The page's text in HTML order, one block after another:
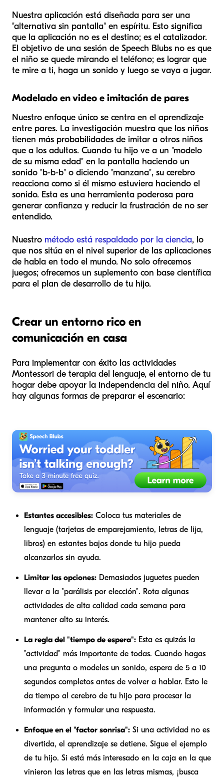
Nuestra aplicación está diseñada para ser una
"alternativa sin pantalla" en espíritu. Esto significa
que la aplicación no es el destino; es el catalizador.
El objetivo de una sesión de Speech Blubs no es que
el niño se quede mirando el teléfono; es lograr que
te mire a ti, haga un sonido y luego se vaya a jugar.
Modelado en video e imitación de pares
Nuestro enfoque único se centra en el aprendizaje
entre pares. La investigación muestra que los niños
tienen más probabilidades de imitar a otros niños
que a los adultos. Cuando tu hijo ve a un "modelo
de su misma edad" en la pantalla haciendo un
sonido "b-b-b" o diciendo "manzana", su cerebro
reacciona como si él mismo estuviera haciendo el
sonido. Esta es una herramienta poderosa para
generar confianza y reducir la frustración de no ser
entendido.
Nuestro método está respaldado por la ciencia, lo
que nos sitúa en el nivel superior de las aplicaciones
de habla en todo el mundo. No solo ofrecemos
juegos; ofrecemos un suplemento con base científica
para el plan de desarrollo de tu hijo.
Crear un entorno rico en
comunicación en casa
Para implementar con éxito las actividades
Montessori de terapia del lenguaje, el entorno de tu
hogar debe apoyar la independencia del niño. Aquí
hay algunas formas de preparar el escenario:
Estantes accesibles: Coloca tus materiales de
lenguaje (tarjetas de emparejamiento, letras de lija,
libros) en estantes bajos donde tu hijo pueda
alcanzarlos sin ayuda.
Limitar las opciones: Demasiados juguetes pueden
llevar a la "parálisis por elección". Rota algunas
actividades de alta calidad cada semana para
mantener alto su interés.
La regla del "tiempo de espera": Esta es quizás la
"actividad" más importante de todas. Cuando hagas
una pregunta o modeles un sonido, espera de 5 a 10
segundos completos antes de volver a hablar. Esto le
da tiempo al cerebro de tu hijo para procesar la
información y formular una respuesta.
Enfoque en el "factor sonrisa": Si una actividad no es
divertida, el aprendizaje se detiene. Sigue el ejemplo
de tu hijo. Si está más interesado en la caja en la que
vinieron las letras que en las letras mismas, ¡busca